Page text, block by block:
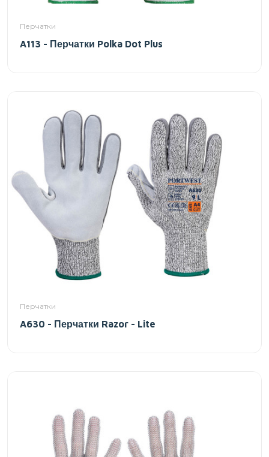
Перчатки
A113 - Перчатки Polka Dot Plus
Перчатки
A630 - Перчатки Razor - Lite